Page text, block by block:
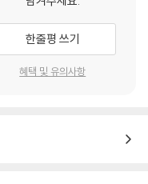
문제는 능동성이 부족하다
고, 보게 하고, 손가락만 움
음악, 많은 이야기를 들려주
따라 해 보는 경험이 부족
아이의 문제를 해결하기 위해
답게 아이의 발달 과정을
맞추어 성장할 수 있도록
다면 그건 부모로서의 ‘직
한줄평 쓰기
혜택 및 유의사항